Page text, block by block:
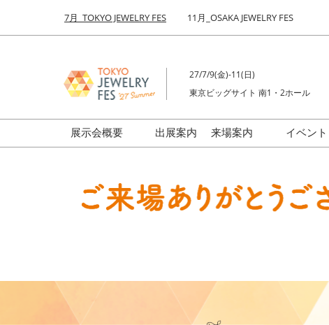
キ
し
て
む
to
7月_TOKYO JEWELRY FES 11月_OSAKA JEWELRY FES
27/7/9(金)-11(日)
東京ビッグサイト 南1・2ホール
展示会概要
ジュエリーFES
クリエイターFES
出展案内
来場案内
商品特集
ゾーンマップ
イベント
ジュ
ト